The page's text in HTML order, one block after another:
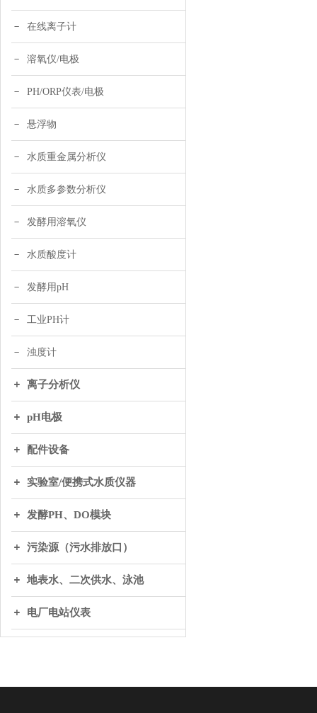
在线离子计
溶氧仪/电极
PH/ORP仪表/电极
悬浮物
水质重金属分析仪
水质多参数分析仪
发酵用溶氧仪
水质酸度计
发酵用pH
工业PH计
浊度计
离子分析仪
pH电极
配件设备
实验室/便携式水质仪器
发酵PH、DO模块
污染源（污水排放口）
地表水、二次供水、泳池
电厂电站仪表